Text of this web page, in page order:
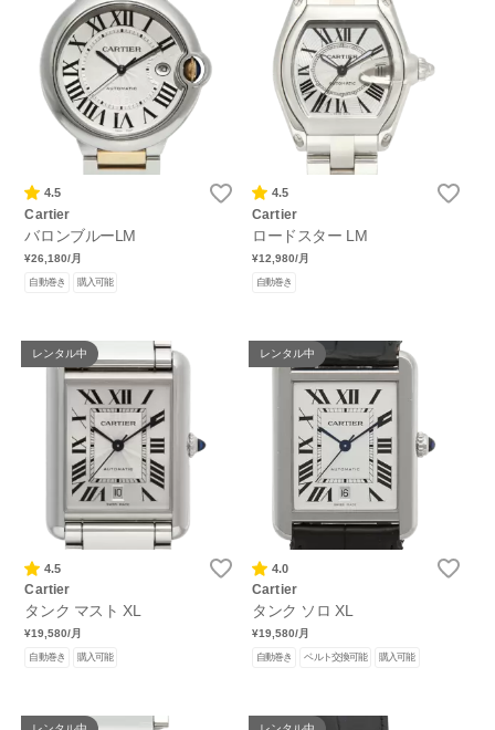
4.5
Cartier
バロンブルーLM
¥26,180/月
自動巻き 購入可能
4.5
Cartier
ロードスター LM
¥12,980/月
自動巻き
レンタル中
4.5
Cartier
タンク マスト XL
¥19,580/月
自動巻き 購入可能
レンタル中
4.0
Cartier
タンク ソロ XL
¥19,580/月
自動巻き ベルト交換可能 購入可能